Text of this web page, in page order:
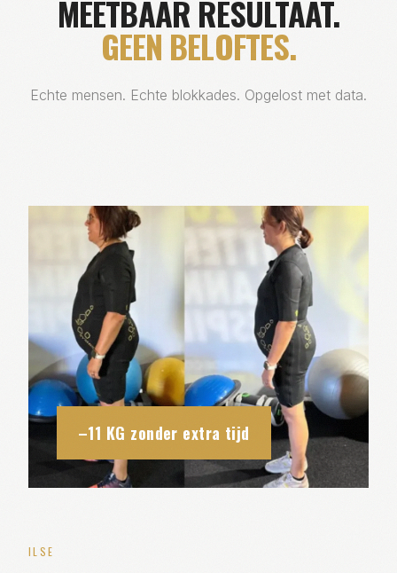
MEETBAAR RESULTAAT.
GEEN BELOFTES.
Echte mensen. Echte blokkades. Opgelost met data.
–11 KG zonder extra tijd
ILSE